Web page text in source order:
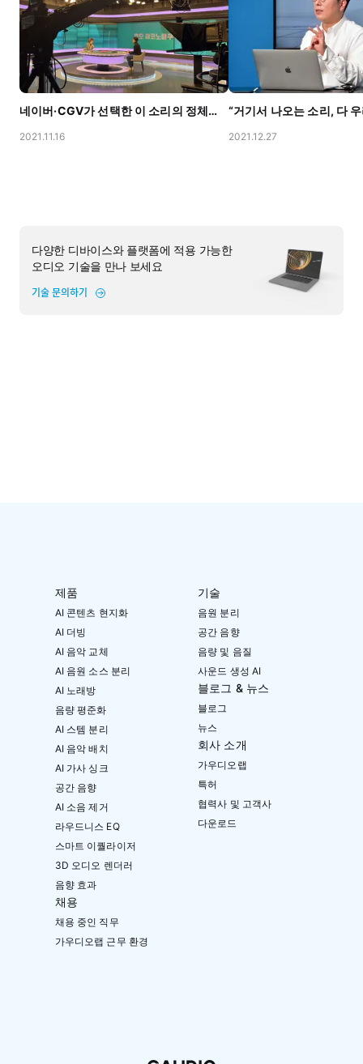
네이버·CGV가 선택한 이 소리의 정체는? with KBS2 뉴스룸
2021.11.16 2021.12.27
다양한 디바이스와 플랫폼에 적용 가능한
오디오 기술을 만나 보세요
기술 문의하기
제품
AI 콘텐츠 현지화
AI 더빙
AI 음악 교체
AI 음원 소스 분리
AI 노래방
음량 평준화
AI 스템 분리
AI 음악 배치
AI 가사 싱크
공간 음향
AI 소음 제거
라우드니스 EQ
스마트 이퀄라이저
3D 오디오 렌더러
음향 효과
채용
채용 중인 직무
가우디오랩 근무 환경
기술
음원 분리
공간 음향
음량 및 음질
사운드 생성 AI
블로그 & 뉴스
블로그
뉴스
회사 소개
가우디오랩
특허
협력사 및 고객사
다운로드